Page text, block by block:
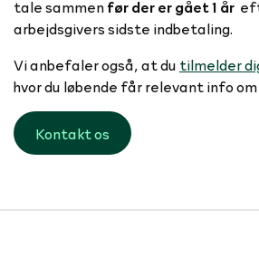
tale sammenfør der er gået 1 år
arbejdsgivers sidste indbetaling.
Vi anbefaler også, at du tilmelder
hvor du løbende får relevant info om
Kontakt os